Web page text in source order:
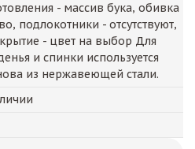
- массив бука, обивка
подлокотники - отсутствуют,
- цвет на выбор Для
и спинки используется
из нержавеющей стали.